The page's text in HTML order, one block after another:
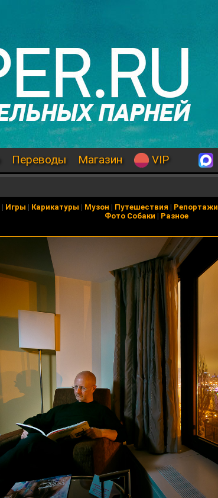
Переводы Магазин VIP
| Игры | Карикатуры | Музон | Путешествия | Репортажи
Фото Собаки | Разное